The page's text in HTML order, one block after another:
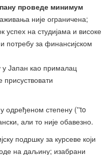
проведе минимум
није ограничена;
успех на студијама и високе
потребу за финансијском
Јапан као прималац
одређеном степену (''to
али то није обавезно.
подршку за курсеве који
на даљину; изабрани